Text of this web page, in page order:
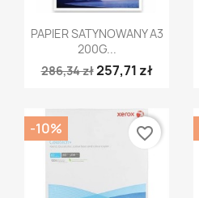
Szybki podgląd
PAPIER SATYNOWANY A3
200G...
286,34 zł257,71 zł
-10% favorite_border